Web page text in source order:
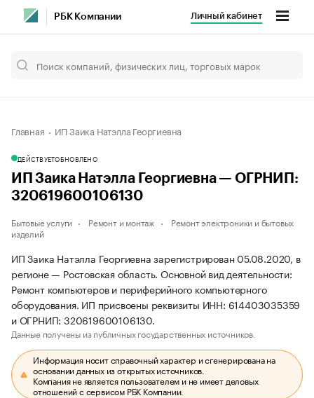
РБК Компании Личный кабинет
Главная ИП Заика Натэлла Георгиевна
ДЕЙСТВУЕТОБНОВЛЕНО
ИП Заика Натэлла Георгиевна — ОГРНИП:
320619600106130
Бытовые услуги Ремонт и монтаж
Ремонт электроники и бытовых
изделий
ИП Заика Натэлла Георгиевна зарегистрирован 05.08.2020, в
регионе — Ростовская область. Основной вид деятельности:
Ремонт компьютеров и периферийного компьютерного
оборудования. ИП присвоены реквизиты ИНН: 614403035359
и ОГРНИП: 320619600106130.
Данные получены из публичных государственных источников.
Информация носит справочный характер и сгенерирована на
основании данных из открытых источников.
Компания не является пользователем и не имеет деловых
отношений с сервисом РБК Компании.